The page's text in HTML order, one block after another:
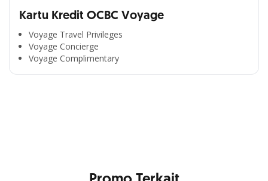
Kartu Kredit OCBC Voyage
Voyage Travel Privileges
Voyage Concierge
Voyage Complimentary
Segala Kemudahan Ada
di Satu Genggaman